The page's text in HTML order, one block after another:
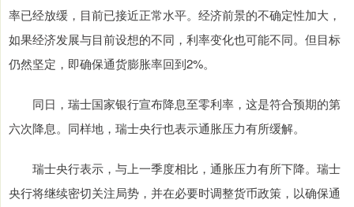
率已经放缓，目前已接近正常水平。经济前景的不确定性加大，
如果经济发展与目前设想的不同，利率变化也可能不同。但目标
仍然坚定，即确保通货膨胀率回到2%。
同日，瑞士国家银行宣布降息至零利率，这是符合预期的第
六次降息。同样地，瑞士央行也表示通胀压力有所缓解。
瑞士央行表示，与上一季度相比，通胀压力有所下降。瑞士
央行将继续密切关注局势，并在必要时调整货币政策，以确保通